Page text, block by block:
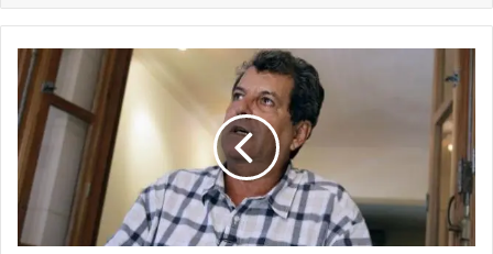
Cubanos
agradecen
el
legado
de
Oswaldo
Payá